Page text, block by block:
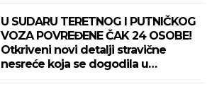
U SUDARU TERETNOG I PUTNIČKOG
VOZA POVREĐENE ČAK 24 OSOBE!
Otkriveni novi detalji stravične
nesreće koja se dogodila u